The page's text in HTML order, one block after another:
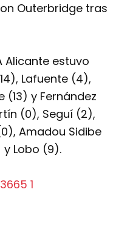
Outerbridge tras
Alicante estuvo
Lafuente (4),
(13) y Fernández
(0), Seguí (2),
Amadou Sidibe
Lobo (9).